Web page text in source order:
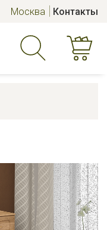
Москва Контакты